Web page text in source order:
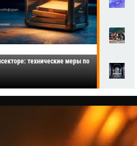
технические меры по